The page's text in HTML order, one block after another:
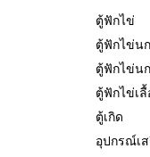
ตู้ฟักไข่
ตู้ฟักไข่นก
ตู้ฟักไข่นก
ตู้ฟักไข่เ
ตู้เกิด
อุปกรณ์เ